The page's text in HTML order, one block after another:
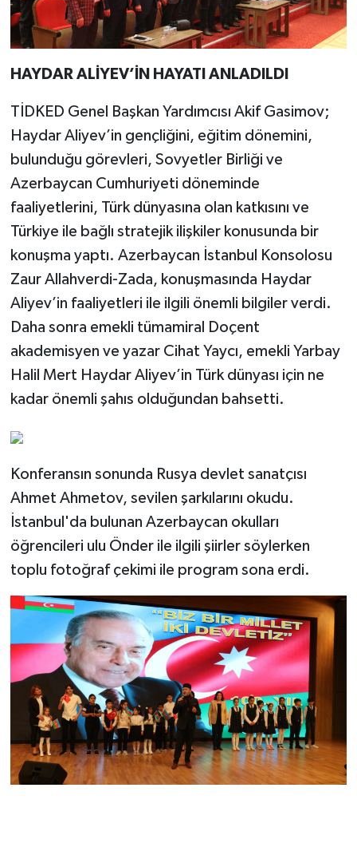
HAYDAR ALİYEV’İN HAYATI ANLADILDI
TİDKED Genel Başkan Yardımcısı Akif Gasimov;
Haydar Aliyev’in gençliğini, eğitim dönemini,
bulunduğu görevleri, Sovyetler Birliği ve
Azerbaycan Cumhuriyeti döneminde
faaliyetlerini, Türk dünyasına olan katkısını ve
Türkiye ile bağlı stratejik ilişkiler konusunda bir
konuşma yaptı. Azerbaycan İstanbul Konsolosu
Zaur Allahverdi-Zada, konuşmasında Haydar
Aliyev’in faaliyetleri ile ilgili önemli bilgiler verdi.
Daha sonra emekli tümamiral Doçent
akademisyen ve yazar Cihat Yaycı, emekli Yarbay
Halil Mert Haydar Aliyev’in Türk dünyası için ne
kadar önemli şahıs olduğundan bahsetti.
Konferansın sonunda Rusya devlet sanatçısı
Ahmet Ahmetov, sevilen şarkılarını okudu.
İstanbul'da bulunan Azerbaycan okulları
öğrencileri ulu Önder ile ilgili şiirler söylerken
toplu fotoğraf çekimi ile program sona erdi.